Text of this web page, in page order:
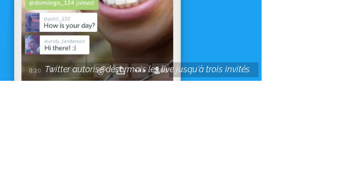
Twitter autorise désormais les live jusqu'à trois invités